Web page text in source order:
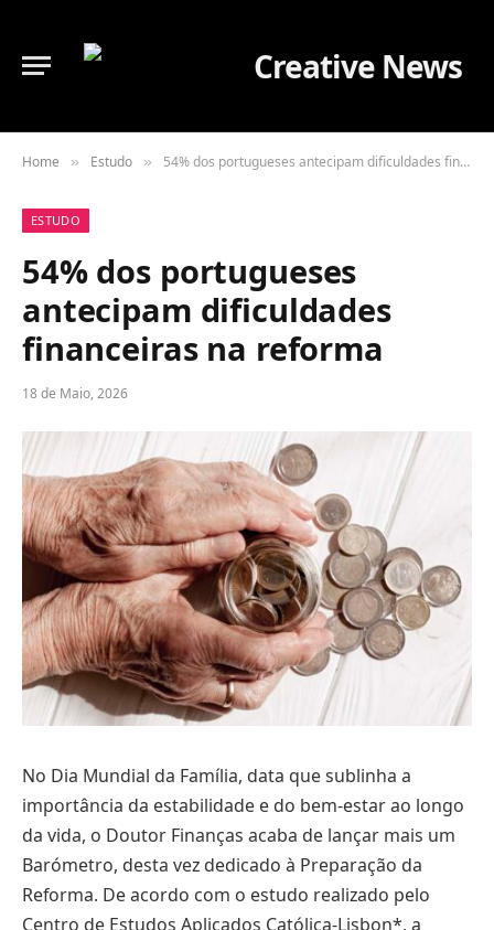
Home » Estudo » 54% dos portugueses antecipam dificuldades financeiras na reforma
ESTUDO
54% dos portugueses
antecipam dificuldades
financeiras na reforma
18 de Maio, 2026
No Dia Mundial da Família, data que sublinha a
importância da estabilidade e do bem-estar ao longo
da vida, o Doutor Finanças acaba de lançar mais um
Barómetro, desta vez dedicado à Preparação da
Reforma. De acordo com o estudo realizado pelo
Centro de Estudos Aplicados Católica-Lisbon*, a